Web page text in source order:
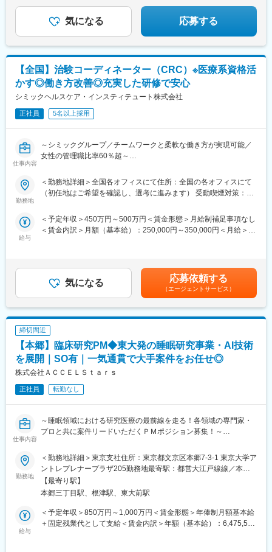
気になる 応募する
【全国】治験コーディネーター（CRC）※医療系資格活
かす◎働き方改善◎充実した研修で安心
シミックヘルスケア・インスティテュート株式会社
正社員 5名以上採用
仕事内容
～シミックグループ／チームワークと柔軟な働き方が実現可能／
女性の管理職比率60％超～
や私たちのQOLを向上させるべく、新しい治療法を開発する必要
があります。今回はそのための治験を実施する際の患者さんおよ
び医療機関のサポートを担う治験コーディネーター（通称CRC）
・治験被験者である患者さんへの内容説明補助、ケア／相談
・治験担当医師の補助
■やりがい：CRCは疾病を抱えた患者さんやそれを治療しようと
奮闘する医師やスタッフなど携わる相手が多いです。現在治療法
がなく苦しんでいる患者さんに対して薬を届けられたり、最前線
で治療にあたる医師やスタッフのサポートを行え、治験が無事に
終了すれば喜びはひとしおです。
■同社の教育体制：同社は同業他社からの転職だけでなく、看護師
など未経験で転職してくる方も多いです。そのため教育体制が充
実しています。入社は原則偶数月と決まっており、同期入社者と
ともに2週間弱本社にて集合研修を行います。会社のことや業務を
遂行する上で必要な法令から実務まで座学中心でロープレを交え
ながら学んでいきます。その後、各拠点に配属され先輩社員から
業務を引継ぎながらOJT担当者とともに医療機関へ同行するな
ど、徐々に業務を身に着けていきます。確認テストやチェックシ
ートを用いながら習熟度を測り、入社後1年程度で一人で担当を持
てるようになります。なお、その後も定期的に中途入社者に対し
・チームワーク：通常は1人で業務にあたることが多いですが、困
ったときや先輩や上司がサポートしてくれるため、安心して進め
られます。また、家族の急な体調不良や突発休の場合にも周囲が
代理対応をしてくれる風土があり、チームワークが強みです。
した。管理職における女性比率も63.6%と、ライフイベントの多
い女性も活躍しやすい環境です。正社員の場合、転勤可能性はあ
勤務地
＜勤務地詳細＞全国各オフィスにて住所：全国の各オフィスにて
（初任地はご希望を確認し、選考に進みます） 受動喫煙対策：そ
業所
給与
＜予定年収＞450万円～500万円＜賃金形態＞月給制補足事項なし
＜賃金内訳＞月額（基本給）：250,000円～350,000円＜月給＞
気になる 応募依頼する
（エージェントサービス）
締切間近
【本郷】臨床研究PM◆東大発の睡眠研究事業・AI技術
を展開｜SO有｜一気通貫で大手案件をお任せ◎
株式会社ＡＣＣＥＬＳｔａｒｓ
正社員 転勤なし
仕事内容
～睡眠領域における研究医療の最前線を走る！各領域の専門家・
プロと共に案件リードいただくＰＭポジション募集！～
■会社概要
株式会社ACCELStarsは、東京大学発のメディカル・スリープテ
ック企業として、睡眠を高精度に計測・解析するウェアラブルデ
バイスとAI解析クラウドを基盤に、医療・研究・ヘルスケア領域
の事業を展開しています。研究領域では、睡眠測定に特化したデ
バイスや解析クラウドを用い、研究計画～測定～解析までをワン
ストップで支援するサービスも提供しています。
勤務地
＜勤務地詳細＞東京支社住所：東京都文京区本郷7-3-1 東京大学ア
ントレプレナープラザ205勤務地最寄駅：都営大江戸線線／本郷
三丁目駅受動喫煙対策：屋内全面禁煙変更の範囲：会社の定める
事業所（リモートワーク含む）
【最寄り駅】
本郷三丁目駅、根津駅、東大前駅
給与
＜予定年収＞850万円～1,000万円＜賃金形態＞年俸制月額基本給
＋固定残業代として支給＜賃金内訳＞年額（基本給）：6,475,596